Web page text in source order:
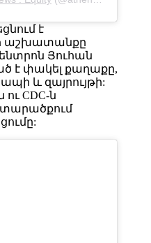
է
աշխատանքը
Յուհան
է փակել քաղաքը,
և զայրույթի:
CDC-ն